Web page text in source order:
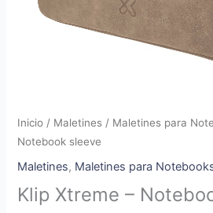
Inicio / Maletines / Maletines para
Notebook sleeve
Maletines, Maletines para
Klip Xtreme –